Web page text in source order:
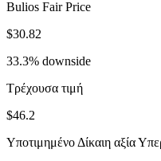
Bulios Fair Price
$30.82
33.3% downside
Τρέχουσα τιμή
$46.2
Υποτιμημένο Δίκαιη αξία